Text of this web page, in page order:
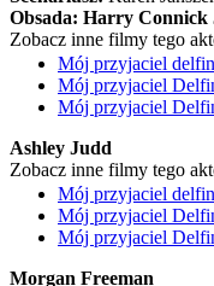
Obsada: Harry Connick
Zobacz inne filmy tego
Mój przyjaciel delfin
Mój przyjaciel
Mój przyjaciel
Ashley Judd
Zobacz inne filmy tego
Mój przyjaciel delfin
Mój przyjaciel
Mój przyjaciel
Morgan Freeman